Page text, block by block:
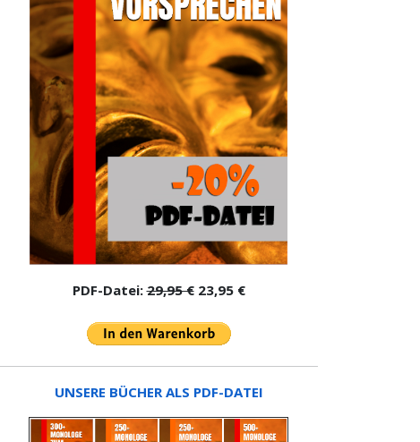
PDF-Datei:29,95 €23,95 €
UNSERE BÜCHER ALS PDF-DATEI